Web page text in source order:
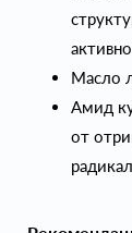
Масло
Амид
от